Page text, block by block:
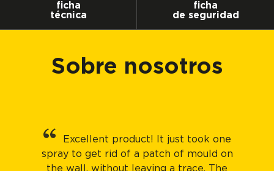
ficha
técnica
ficha
de seguridad
Sobre nosotros
Excellent product! It just took one
spray to get rid of a patch of mould on
the wall, without leaving a trace. The